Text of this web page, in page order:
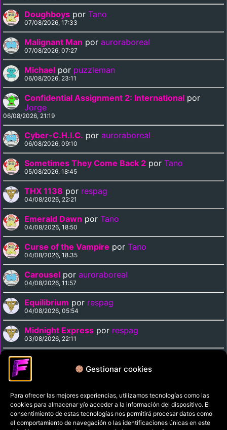
Gestionar cookies
Para ofrecer las mejores experiencias, utilizamos tecnologías como las
cookies para almacenar y/o acceder a la información del dispositivo. El
consentimiento de estas tecnologías nos permitirá procesar datos como
el comportamiento de navegación o las identificaciones únicas en este
Doughboys por Tano
07/08/2026, 17:33
Malignant Man por auroraboreal
07/08/2026, 07:27
Michael por puzzleman
06/08/2026, 23:11
Confidential Assignment 2: International por
Jorge
06/08/2026, 21:19
Cyber-C.H.I.C. por auroraboreal
06/08/2026, 09:10
Sometimes They Come Back 2 por Tano
05/08/2026, 18:45
THX 1138 por respag
04/08/2026, 22:21
Emerald Dawn por Tano
04/08/2026, 18:50
Curse of the Vampire por Tano
04/08/2026, 18:35
Carousel por auroraboreal
04/08/2026, 11:57
Equilibrium por respag
04/08/2026, 05:54
Midnight Express por respag
03/08/2026, 22:11
Magnolia
03/08/2026, 21:29
Política de privacidad
Términos y condiciones